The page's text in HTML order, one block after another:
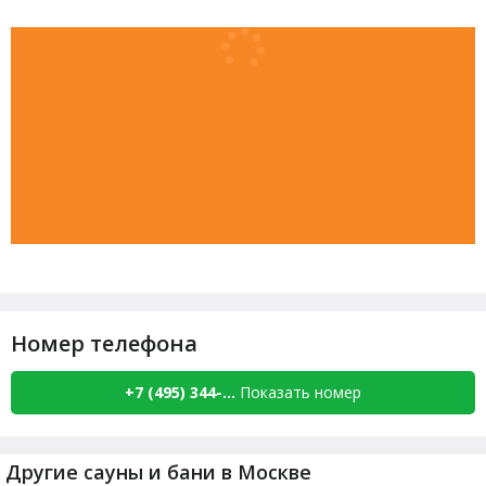
Номер телефона
+7 (495) 344-... Показать номер
Другие сауны и бани в Москве